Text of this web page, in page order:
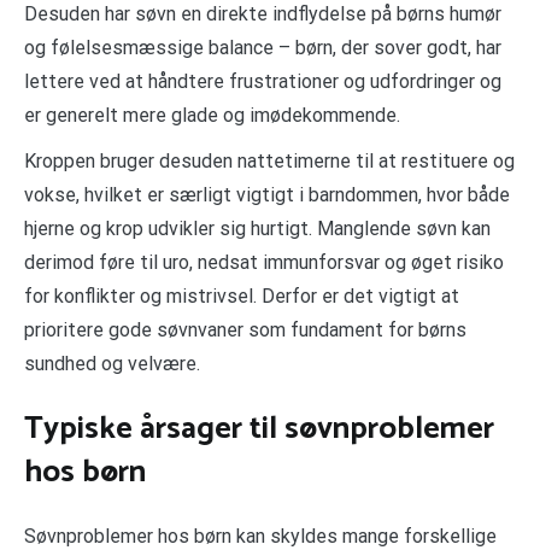
Desuden har søvn en direkte indflydelse på børns humør
og følelsesmæssige balance – børn, der sover godt, har
lettere ved at håndtere frustrationer og udfordringer og
er generelt mere glade og imødekommende.
Kroppen bruger desuden nattetimerne til at restituere og
vokse, hvilket er særligt vigtigt i barndommen, hvor både
hjerne og krop udvikler sig hurtigt. Manglende søvn kan
derimod føre til uro, nedsat immunforsvar og øget risiko
for konflikter og mistrivsel. Derfor er det vigtigt at
prioritere gode søvnvaner som fundament for børns
sundhed og velvære.
Typiske årsager til søvnproblemer
hos børn
Søvnproblemer hos børn kan skyldes mange forskellige